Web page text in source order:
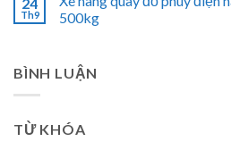
24
Th9
500kg
BÌNH LUẬN
TỪ KHÓA